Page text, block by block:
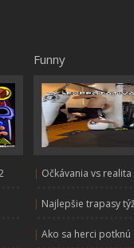
Funny
| Očkávania vs realita
| Najlepšie trapasy
| Ako sa herci potknú